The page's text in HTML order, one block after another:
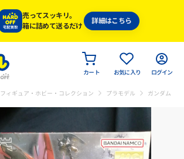
売ってスッキリ。
箱に詰めて送るだけ
詳細はこちら
カート お気に入り ログイン
フィギュア・ホビー・コレクション プラモデル ガンダム